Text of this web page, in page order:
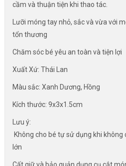
cầm và thuận tiện khi thao tác.
Lưỡi móng tay nhỏ, sắc và vừa với
tổn thương
Chăm sóc bé yêu an toàn và tiện lợi
Xuất Xứ: Thái Lan
Màu sắc: Xanh Dương, Hồng
Kích thước: 9x3x1.5cm
Lưu ý:
Không cho bé tự sử dụng khi
lớn